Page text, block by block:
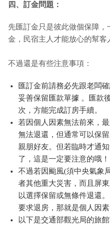
四、訂金問題：
先匯訂金只是彼此做個保障
金，民宿主人才能放心的幫客
不過還是有些注意事項：
匯訂金前請務必先跟老闆
妥善保留匯款單據 。匯款
次，方能完成訂房手續。
若因個人因素無法前來，
無法退還，但通常可以保
親朋好友。但若臨時才通
了，這是一定要注意的哦！
不過若因颱風(須中央氣象
者其他重大災害，而且屏
以選擇保留或無條件退還
要求退房，那就是個人因
以下是交通部觀光局的旅